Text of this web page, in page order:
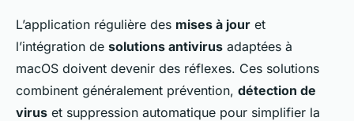
L’application régulière des mises à jour et
l’intégration de solutions antivirus adaptées à
macOS doivent devenir des réflexes. Ces solutions
combinent généralement prévention, détection de
virus et suppression automatique pour simplifier la